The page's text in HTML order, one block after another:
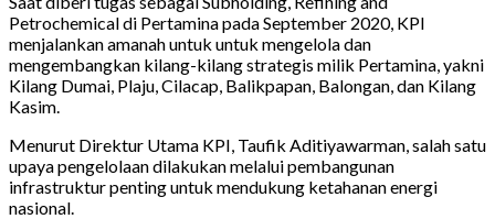
Petrochemical di Pertamina pada September 2020, KPI
menjalankan amanah untuk untuk mengelola dan
mengembangkan kilang-kilang strategis milik Pertamina, yakni
Kilang Dumai, Plaju, Cilacap, Balikpapan, Balongan, dan Kilang
Kasim.
Menurut Direktur Utama KPI, Taufik Aditiyawarman, salah satu
upaya pengelolaan dilakukan melalui pembangunan
infrastruktur penting untuk mendukung ketahanan energi
nasional.